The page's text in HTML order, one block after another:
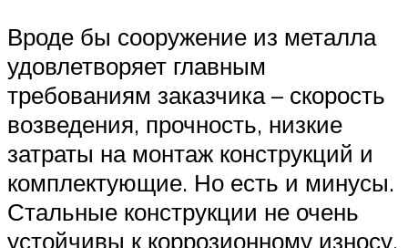
Вроде бы сооружение из металла
удовлетворяет главным
требованиям заказчика – скорость
возведения, прочность, низкие
затраты на монтаж конструкций и
комплектующие. Но есть и минусы.
Стальные конструкции не очень
устойчивы к коррозионному износу,